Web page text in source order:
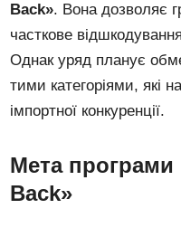
Back». Вона дозволяє
часткове
Однак уряд планує
тими категоріями, які
імпортної конкуренції.
Мета програми
Back»